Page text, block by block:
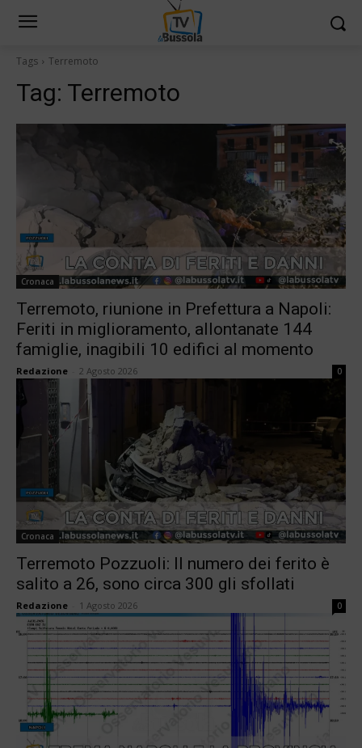
Tags Terremoto
Tag: Terremoto
Cronaca
Terremoto, riunione in Prefettura a Napoli:
Feriti in miglioramento, allontanate 144
famiglie, inagibili 10 edifici al momento
Redazione 2 Agosto 2026 0
Cronaca
Terremoto Pozzuoli: Il numero dei ferito è
salito a 26, sono circa 300 gli sfollati
Redazione 1 Agosto 2026 0